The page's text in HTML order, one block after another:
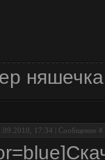
17:34 | Сообщение #